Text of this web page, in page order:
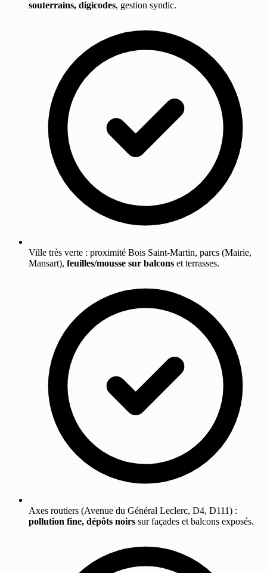
souterrains, digicodes, gestion syndic.
Ville très verte : proximité Bois Saint-Martin, parcs (Mairie,
Mansart), feuilles/mousse sur balcons et terrasses.
Axes routiers (Avenue du Général Leclerc, D4, D111) :
pollution fine, dépôts noirs sur façades et balcons exposés.